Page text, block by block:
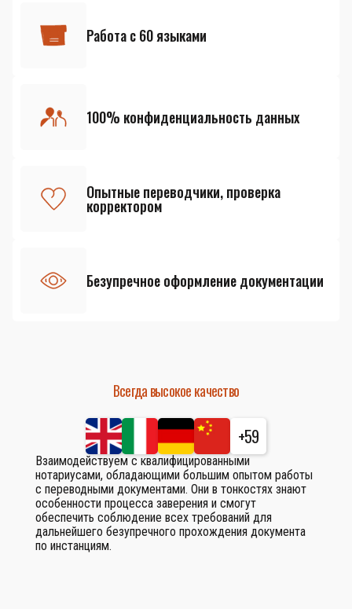
Работа с 60 языками
100% конфиденциальность данных
Опытные переводчики, проверка
корректором
Безупречное оформление документации
Всегда высокое качество
+59
Взаимодействуем с квалифицированными
нотариусами, обладающими большим опытом работы
с переводными документами. Они в тонкостях знают
особенности процесса заверения и смогут
обеспечить соблюдение всех требований для
дальнейшего безупречного прохождения документа
по инстанциям.